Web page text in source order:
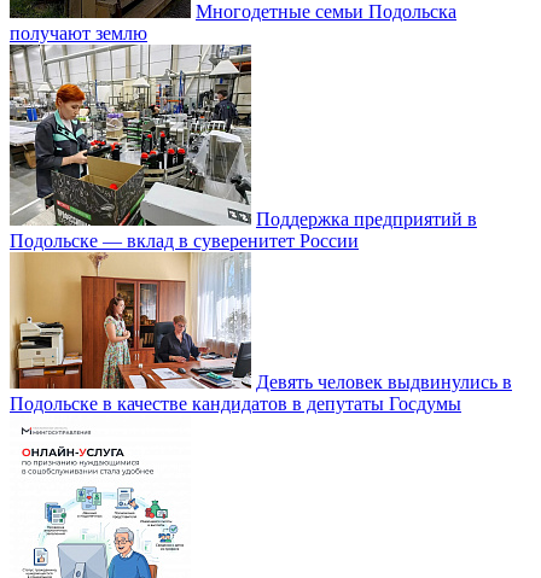
Многодетные семьи Подольска
получают землю
Поддержка предприятий в
Подольске — вклад в суверенитет России
Девять человек выдвинулись в
Подольске в качестве кандидатов в депутаты Госдумы